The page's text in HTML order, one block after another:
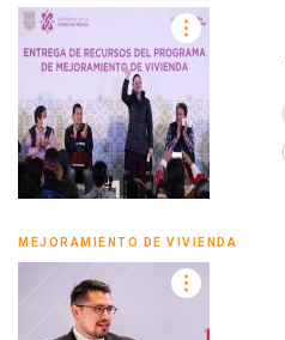
MEJORAMIENTO DE VIVIENDA